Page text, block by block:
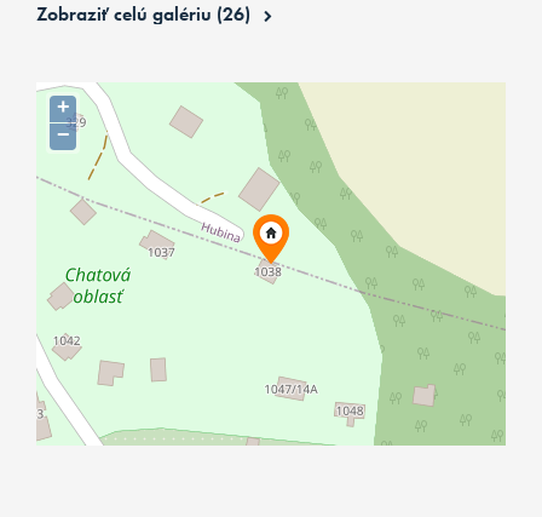
Zobraziť celú galériu (26)
+
−